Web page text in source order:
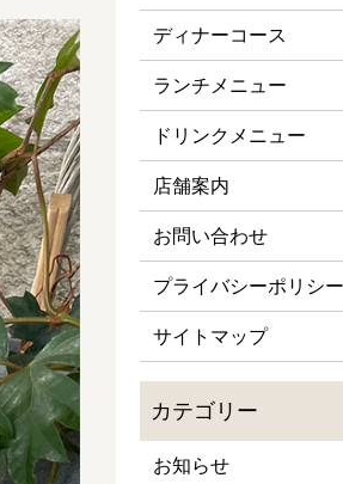
ディナーコース
ランチメニュー
ドリンクメニュー
店舗案内
お問い合わせ
プライバシーポリシー
サイトマップ
お知らせ